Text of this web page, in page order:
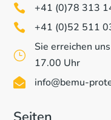
 +41 (0)78 313
 +41 (0)52 511
}
Sie erreichen
17.00 Uhr
 info@bemu-